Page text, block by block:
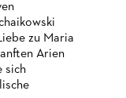
zu Maria
Arien
sich